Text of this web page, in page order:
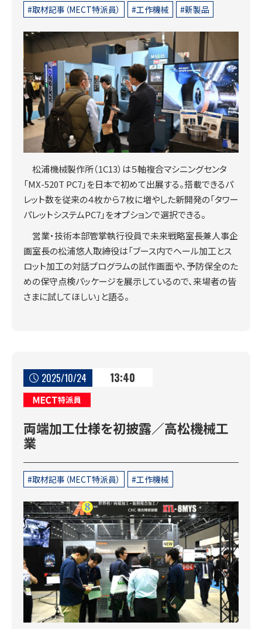
取材記事（MECT特派員） 工作機械 新製品
松浦機械製作所（1C13）は５軸複合マシニングセンタ
「MX-520T PC7」を日本で初めて出展する。搭載できるパ
レット数を従来の４枚から７枚に増やした新開発の「タワー
パレットシステムPC7」をオプションで選択できる。
営業・技術本部管掌執行役員で未来戦略室長兼人事企
画室長の松浦悠人取締役は「ブース内でヘール加工とス
ロット加工の対話プログラムの試作画面や、予防保全のた
めの保守点検パッケージを展示しているので、来場者の皆
さまに試してほしい」と語る。
2025/10/24 13:40
MECT特派員
両端加工仕様を初披露／高松機械工
業
取材記事（MECT特派員） 工作機械